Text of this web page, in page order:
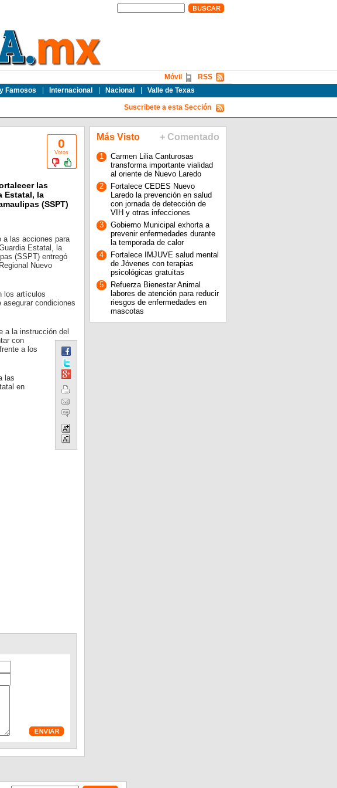
Famosos Internacional Nacional Valle de Texas
RSS
Móvil
Suscribete a esta Sección
0
Votos
las
Estatal, la
(SSPT)
a las acciones para
Estatal, la
(SSPT) entregó
Nuevo
los artículos
condiciones
a la instrucción del
con
a los
las
en
Más Visto + Comentado
1
Carmen Lilia Canturosas
transforma importante vialidad
al oriente de Nuevo Laredo
2
Fortalece CEDES Nuevo
Laredo la prevención en salud
con jornada de detección de
VIH y otras infecciones
3
Gobierno Municipal exhorta a
prevenir enfermedades durante
la temporada de calor
4
Fortalece IMJUVE salud mental
de Jóvenes con terapias
psicológicas gratuitas
5
Refuerza Bienestar Animal
labores de atención para reducir
riesgos de enfermedades en
mascotas